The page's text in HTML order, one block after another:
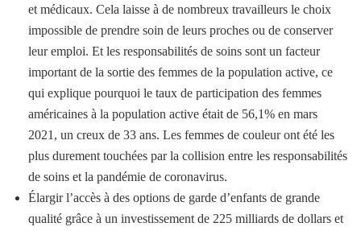
et médicaux. Cela laisse à de nombreux travailleurs le choix
impossible de prendre soin de leurs proches ou de conserver
leur emploi. Et les responsabilités de soins sont un facteur
important de la sortie des femmes de la population active, ce
qui explique pourquoi le taux de participation des femmes
américaines à la population active était de 56,1% en mars
2021, un creux de 33 ans. Les femmes de couleur ont été les
plus durement touchées par la collision entre les responsabilités
de soins et la pandémie de coronavirus.
Élargir l’accès à des options de garde d’enfants de grande
qualité grâce à un investissement de 225 milliards de dollars et